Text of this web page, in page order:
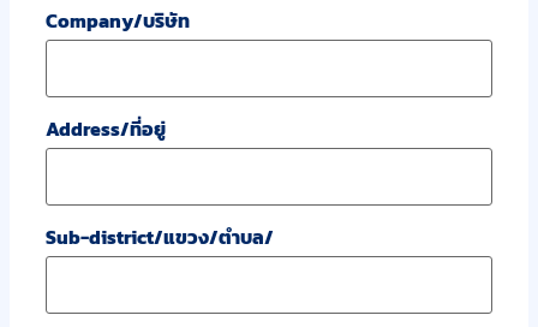
Company/บริษัท
Address/ที่อยู่
Sub-district/แขวง/ตำบล/